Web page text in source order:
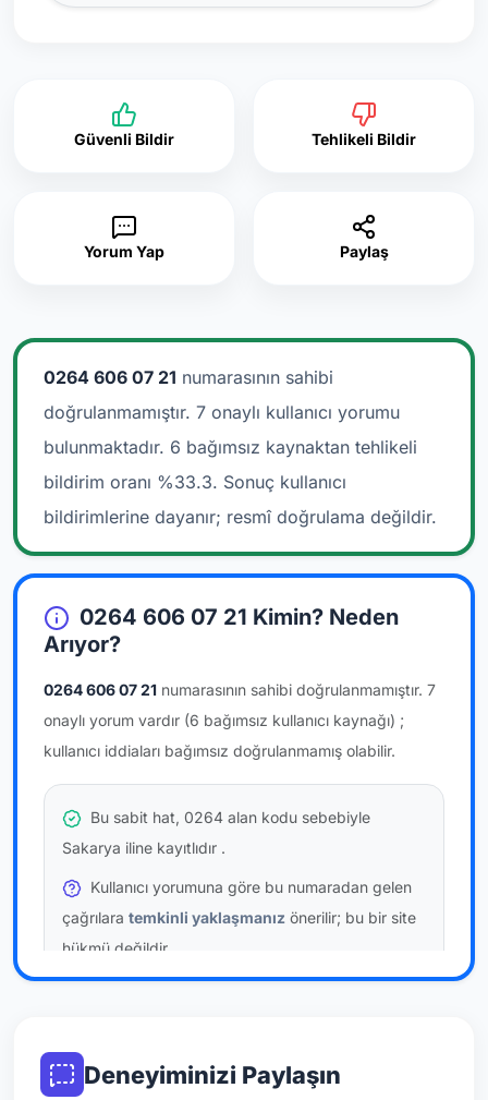
Güvenli Bildir Tehlikeli Bildir
Yorum Yap Paylaş
0264 606 07 21 numarasının sahibi
doğrulanmamıştır. 7 onaylı kullanıcı yorumu
bulunmaktadır. 6 bağımsız kaynaktan tehlikeli
bildirim oranı %33.3. Sonuç kullanıcı
bildirimlerine dayanır; resmî doğrulama değildir.
0264 606 07 21 Kimin? Neden
Arıyor?
0264 606 07 21 numarasının sahibi doğrulanmamıştır. 7
onaylı yorum vardır (6 bağımsız kullanıcı kaynağı) ;
kullanıcı iddiaları bağımsız doğrulanmamış olabilir.
Bu sabit hat, 0264 alan kodu sebebiyle
Sakarya iline kayıtlıdır .
Kullanıcı yorumuna göre bu numaradan gelen
çağrılara temkinli yaklaşmanız önerilir; bu bir site
hükmü değildir.
Bu bilgiler onaylı kullanıcı bildirimlerine dayanır;
*Not: Değerlendirmeler onaylı kullanıcı yorumlarına göre
Deneyiminizi Paylaşın